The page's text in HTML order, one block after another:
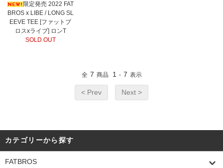
限定発売 2022 FAT
BROS x LIBE / LONG SL
EEVE TEE [ファットブ
ロスxライブ] ロンT
SOLD OUT
全 7 商品 1 - 7 表示
< Prev Next >
カテゴリーから探す
FATBROS